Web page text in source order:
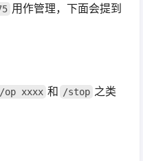
用作管理，下面会提到
/op xxxx 和 /stop 之类